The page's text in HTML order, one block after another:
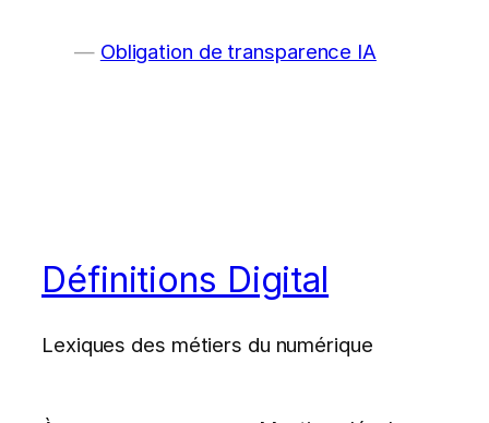
Obligation de transparence IA
Définitions Digital
Lexiques des métiers du numérique